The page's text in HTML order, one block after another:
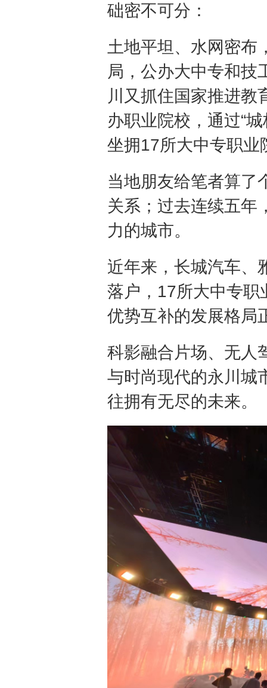
础密不可分：
土地平坦、水网密布
局，公办大中专和技
川又抓住国家推进教
办职业院校，通过“
坐拥17所大中专职业
当地朋友给笔者算了
关系；过去连续五年
力的城市。
近年来，长城汽车、
落户，17所大中专职
优势互补的发展格局
科影融合片场、无人
与时尚现代的永川
往拥有无尽的未来。